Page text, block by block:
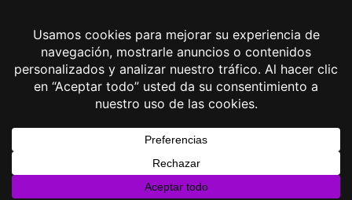
Aviso legal
Política de privacidad